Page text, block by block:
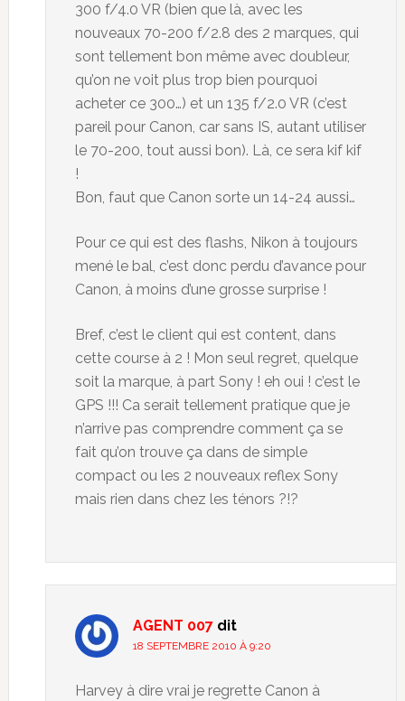
300 f/4.0 VR (bien que là, avec les
nouveaux 70-200 f/2.8 des 2 marques, qui
sont tellement bon même avec doubleur,
qu’on ne voit plus trop bien pourquoi
acheter ce 300…) et un 135 f/2.0 VR (c’est
pareil pour Canon, car sans IS, autant utiliser
le 70-200, tout aussi bon). Là, ce sera kif kif
!
Bon, faut que Canon sorte un 14-24 aussi…
Pour ce qui est des flashs, Nikon à toujours
mené le bal, c’est donc perdu d’avance pour
Canon, à moins d’une grosse surprise !
Bref, c’est le client qui est content, dans
cette course à 2 ! Mon seul regret, quelque
soit la marque, à part Sony ! eh oui ! c’est le
GPS !!! Ca serait tellement pratique que je
n’arrive pas comprendre comment ça se
fait qu’on trouve ça dans de simple
compact ou les 2 nouveaux reflex Sony
mais rien dans chez les ténors ?!?
AGENT 007 dit
18 SEPTEMBRE 2010 À 9:20
Harvey à dire vrai je regrette Canon à